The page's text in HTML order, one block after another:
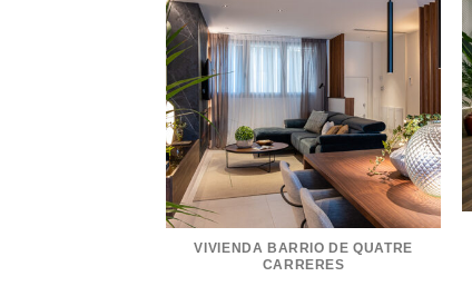
VIVIENDA BARRIO DE QUATRE
CARRERES